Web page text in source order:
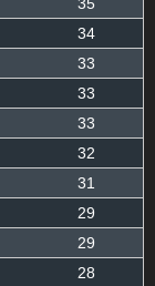
34
33
33
33
32
31
29
29
28